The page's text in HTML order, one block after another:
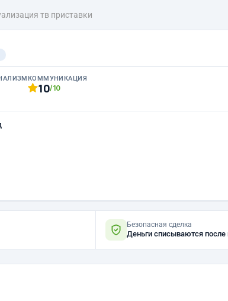
тв приставки
КОММУНИКАЦИЯ
10/10
Безопасная сделка
Деньги списываются после